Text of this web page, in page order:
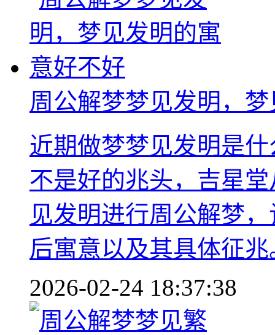
周公解梦梦见发明，
近期做梦梦见发明是
不是好的兆头，吉星
见发明进行周公解梦
后寓意以及其具体征兆
2026-02-24 18:37:38